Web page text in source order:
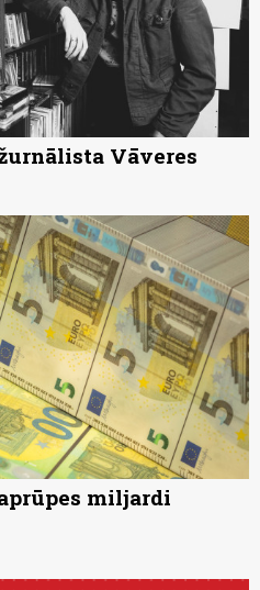
Vāveres
miljardi